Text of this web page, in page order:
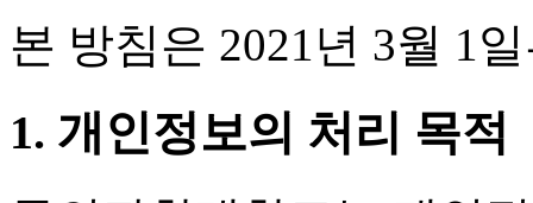
본 방침은 2021년 3월 1
1. 개인정보의 처리 목적